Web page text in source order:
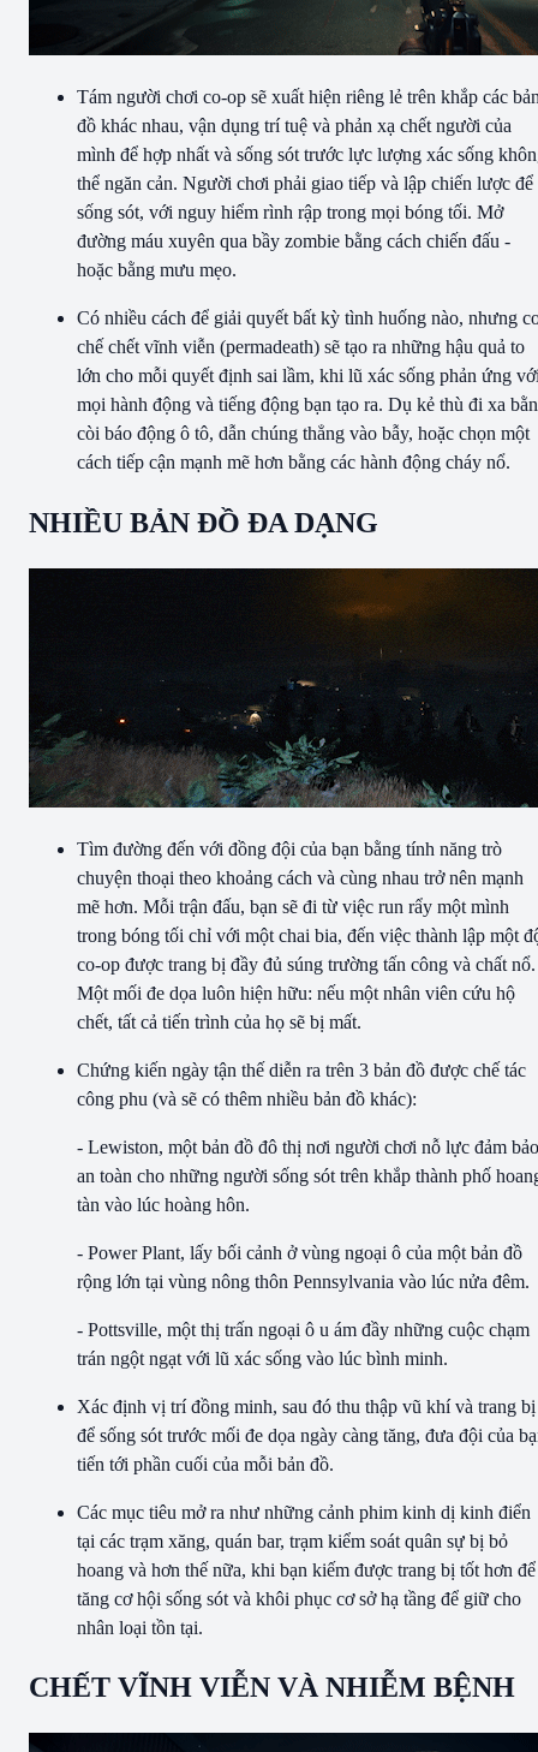
Tám người chơi co-op sẽ xuất hiện riêng lẻ trên khắp các
đồ khác nhau, vận dụng trí tuệ và phản xạ chết người của
mình để hợp nhất và sống sót trước lực lượng xác sống
thể ngăn cản. Người chơi phải giao tiếp và lập chiến lược để
sống sót, với nguy hiểm rình rập trong mọi bóng tối. Mở
đường máu xuyên qua bầy zombie bằng cách chiến đấu -
hoặc bằng mưu mẹo.
Có nhiều cách để giải quyết bất kỳ tình huống nào, nhưng
chế chết vĩnh viễn (permadeath) sẽ tạo ra những hậu quả to
lớn cho mỗi quyết định sai lầm, khi lũ xác sống phản ứng
mọi hành động và tiếng động bạn tạo ra. Dụ kẻ thù đi xa
còi báo động ô tô, dẫn chúng thẳng vào bẫy, hoặc chọn một
cách tiếp cận mạnh mẽ hơn bằng các hành động cháy nổ.
NHIỀU BẢN ĐỒ ĐA DẠNG
Tìm đường đến với đồng đội của bạn bằng tính năng trò
chuyện thoại theo khoảng cách và cùng nhau trở nên mạnh
mẽ hơn. Mỗi trận đấu, bạn sẽ đi từ việc run rẩy một mình
trong bóng tối chỉ với một chai bia, đến việc thành lập một
co-op được trang bị đầy đủ súng trường tấn công và chất nổ.
Một mối đe dọa luôn hiện hữu: nếu một nhân viên cứu hộ
chết, tất cả tiến trình của họ sẽ bị mất.
Chứng kiến ngày tận thế diễn ra trên 3 bản đồ được chế tác
công phu (và sẽ có thêm nhiều bản đồ khác):
- Lewiston, một bản đồ đô thị nơi người chơi nỗ lực đảm bảo
an toàn cho những người sống sót trên khắp thành phố
tàn vào lúc hoàng hôn.
- Power Plant, lấy bối cảnh ở vùng ngoại ô của một bản đồ
rộng lớn tại vùng nông thôn Pennsylvania vào lúc nửa đêm.
- Pottsville, một thị trấn ngoại ô u ám đầy những cuộc chạm
trán ngột ngạt với lũ xác sống vào lúc bình minh.
Xác định vị trí đồng minh, sau đó thu thập vũ khí và trang bị
để sống sót trước mối đe dọa ngày càng tăng, đưa đội của
tiến tới phần cuối của mỗi bản đồ.
Các mục tiêu mở ra như những cảnh phim kinh dị kinh điển
tại các trạm xăng, quán bar, trạm kiểm soát quân sự bị bỏ
hoang và hơn thế nữa, khi bạn kiếm được trang bị tốt hơn để
tăng cơ hội sống sót và khôi phục cơ sở hạ tầng để giữ cho
nhân loại tồn tại.
CHẾT VĨNH VIỄN VÀ NHIỄM BỆNH